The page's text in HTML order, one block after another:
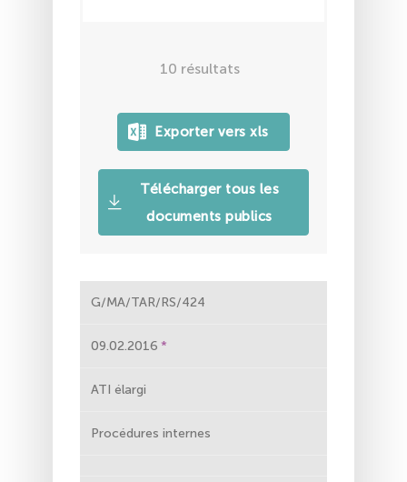
10 résultats
Télécharger tous les
documents publics
G/MA/TAR/RS/424
09.02.2016
ATI élargi
Procédures internes